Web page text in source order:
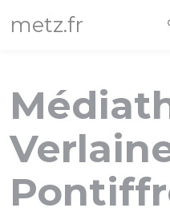
metz.fr